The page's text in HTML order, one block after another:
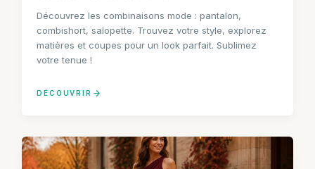
Découvrez les combinaisons mode : pantalon,
combishort, salopette. Trouvez votre style, explorez
matières et coupes pour un look parfait. Sublimez
votre tenue !
DÉCOUVRIR